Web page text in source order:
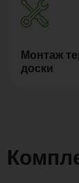
Монтаж
доски